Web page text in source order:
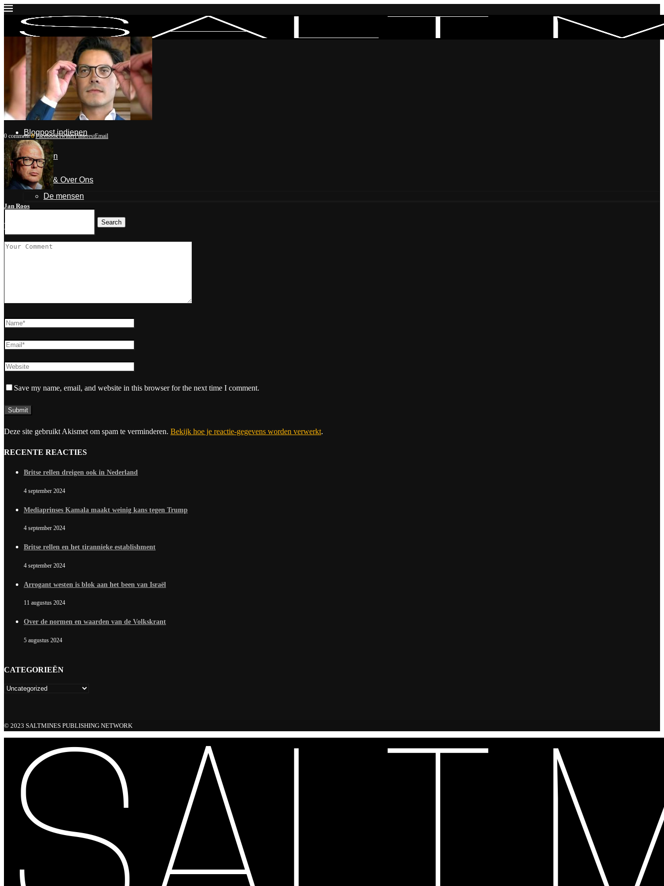
Inloggen
Mijn account
Mijn blogposts
Blogpost indienen
Uitloggen
Contact & Over Ons
De mensen
Search
0 comment 0 FacebookTwitterPinterestEmail
Jan Roos
Leave a Comment
Save my name, email, and website in this browser for the next time I comment.
Deze site gebruikt Akismet om spam te verminderen. Bekijk hoe je reactie-gegevens worden verwerkt.
RECENTE REACTIES
Britse rellen dreigen ook in Nederland
4 september 2024
Mediaprinses Kamala maakt weinig kans tegen Trump
4 september 2024
Britse rellen en het tirannieke establishment
4 september 2024
Arrogant westen is blok aan het been van Israël
11 augustus 2024
Over de normen en waarden van de Volkskrant
5 augustus 2024
CATEGORIEËN
© 2023 SALTMINES PUBLISHING NETWORK